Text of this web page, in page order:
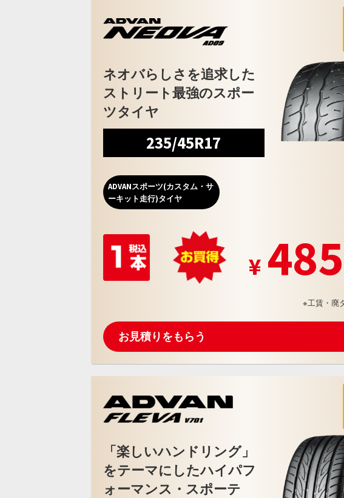
ネオバらしさを追求した
ストリート最強のスポー
ツタイヤ
235/45R17
ADVANスポーツ(カスタム・サ
ーキット走行)タイヤ
※工賃・廃
お見積りをもらう
「楽しいハンドリング」
をテーマにしたハイパフ
ォーマンス・スポーテ